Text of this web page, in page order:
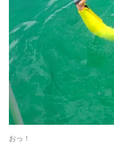
おっ！